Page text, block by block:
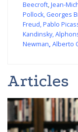
Beecroft,Jean-
Pollock, Georges
Freud,Pablo
Kandinsky,
Newman, Alberto
Articles